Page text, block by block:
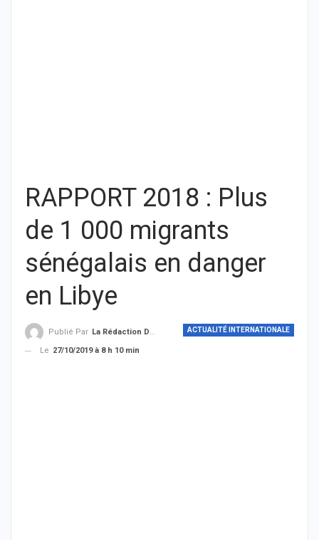
RAPPORT 2018 : Plus
de 1 000 migrants
sénégalais en danger
en Libye
ACTUALITÉ INTERNATIONALE
Publié Par La Rédaction De THIEYSENEGAL.com
Le 27/10/2019 à 8 h 10 min